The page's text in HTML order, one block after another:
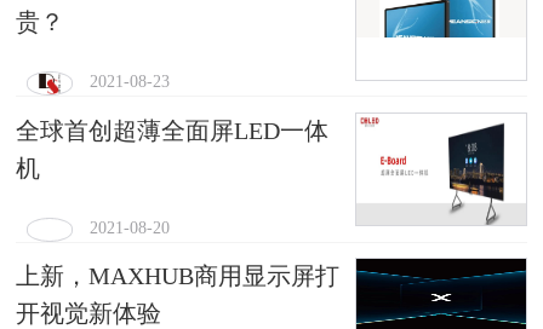
贵？
2021-08-23
全球首创超薄全面屏LED一体
机
2021-08-20
上新，MAXHUB商用显示屏打
开视觉新体验